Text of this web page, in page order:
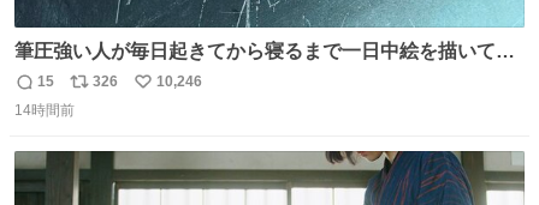
筆圧強い人が毎日起きてから寝るまで一日中絵を描いてる
とこうなる。 異常事態です。
返
信
15
リ
ポ
ト
数
326
い
数
10,246
14時間前